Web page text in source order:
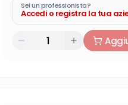
Sei un professionista?
Accedi o registra la tua